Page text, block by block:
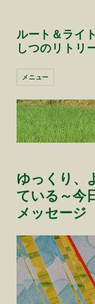
ルート＆ライ
しつのリトリ
メニュー
ゆっくり、
ている～今
メッセージ